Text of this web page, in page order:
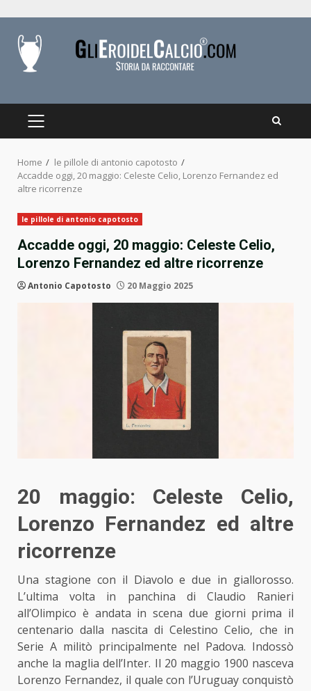
content
PRIMARY
Home
le pillole di antonio capotosto
Accadde oggi, 20 maggio: Celeste Celio, Lorenzo Fernandez ed
altre ricorrenze
le pillole di antonio capotosto
Accadde oggi, 20 maggio: Celeste Celio,
Lorenzo Fernandez ed altre ricorrenze
Antonio Capotosto 20 Maggio 2025
20 maggio: Celeste Celio,
Lorenzo Fernandez ed altre
ricorrenze
Una stagione con il Diavolo e due in giallorosso.
L’ultima volta in panchina di Claudio Ranieri
all’Olimpico è andata in scena due giorni prima il
centenario dalla nascita di Celestino Celio, che in
Serie A militò principalmente nel Padova. Indossò
anche la maglia dell’Inter. Il 20 maggio 1900 nasceva
Lorenzo Fernandez, il quale con l’Uruguay conquistò